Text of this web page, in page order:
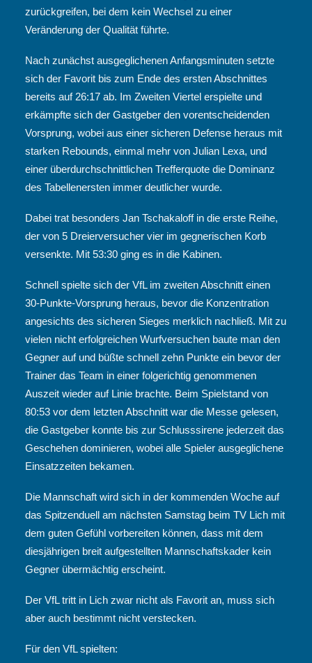
zurückgreifen, bei dem kein Wechsel zu einer
Veränderung der Qualität führte.
Nach zunächst ausgeglichenen Anfangsminuten setzte
sich der Favorit bis zum Ende des ersten Abschnittes
bereits auf 26:17 ab. Im Zweiten Viertel erspielte und
erkämpfte sich der Gastgeber den vorentscheidenden
Vorsprung, wobei aus einer sicheren Defense heraus mit
starken Rebounds, einmal mehr von Julian Lexa, und
einer überdurchschnittlichen Trefferquote die Dominanz
des Tabellenersten immer deutlicher wurde.
Dabei trat besonders Jan Tschakaloff in die erste Reihe,
der von 5 Dreierversucher vier im gegnerischen Korb
versenkte. Mit 53:30 ging es in die Kabinen.
Schnell spielte sich der VfL im zweiten Abschnitt einen
30-Punkte-Vorsprung heraus, bevor die Konzentration
angesichts des sicheren Sieges merklich nachließ. Mit zu
vielen nicht erfolgreichen Wurfversuchen baute man den
Gegner auf und büßte schnell zehn Punkte ein bevor der
Trainer das Team in einer folgerichtig genommenen
Auszeit wieder auf Linie brachte. Beim Spielstand von
80:53 vor dem letzten Abschnitt war die Messe gelesen,
die Gastgeber konnte bis zur Schlusssirene jederzeit das
Geschehen dominieren, wobei alle Spieler ausgeglichene
Einsatzzeiten bekamen.
Die Mannschaft wird sich in der kommenden Woche auf
das Spitzenduell am nächsten Samstag beim TV Lich mit
dem guten Gefühl vorbereiten können, dass mit dem
diesjährigen breit aufgestellten Mannschaftskader kein
Gegner übermächtig erscheint.
Der VfL tritt in Lich zwar nicht als Favorit an, muss sich
aber auch bestimmt nicht verstecken.
Für den VfL spielten: